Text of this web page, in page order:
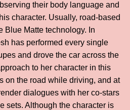
their body language and
character. Usually, road-based
Blue Matte technology. In
has performed every single
and drove the car across the
to her character in this
on the road while driving, and at
dialogues with her co-stars
sets. Although the character is